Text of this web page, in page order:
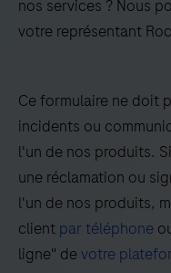
25
26
33
34
37
38
41
42
45
46
49
50
nos services ? Nous
votre représentant
Ce formulaire ne doit
incidents ou
l'un de nos produits.
une réclamation ou
l'un de nos produits,
client par téléphone
ligne" devotre